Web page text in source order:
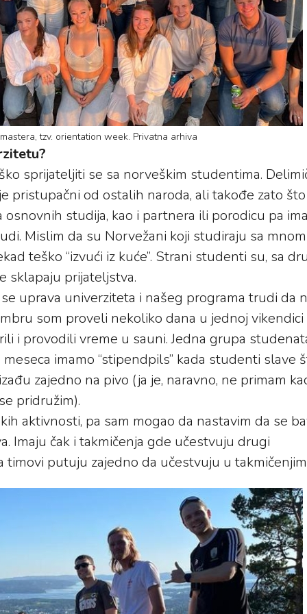
tzv. orientation week. Privatna arhiva
sprijateljiti se sa norveškim studentima.
pristupačni od ostalih naroda, ali takođe zato što
studija, kao i partnera ili porodicu pa
Mislim da su Norvežani koji studiraju sa mnom
teško “izvući iz kuće”. Strani studenti su, sa
sklapaju prijateljstva.
uprava univerziteta i našeg programa trudi da
som proveli nekoliko dana u jednoj vikendici
i provodili vreme u sauni. Jedna grupa
imamo “stipendpils” kada studenti slave
zajedno na pivo (ja je, naravno, ne primam
pridružim).
aktivnosti, pa sam mogao da nastavim da se
Imaju čak i takmičenja gde učestvuju drugi
timovi putuju zajedno da učestvuju u